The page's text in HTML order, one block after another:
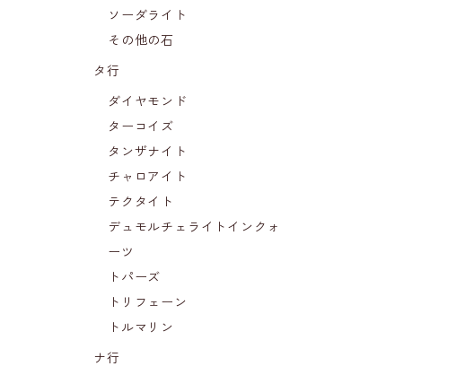
ソーダライト
その他の石
タ行
ダイヤモンド
ターコイズ
タンザナイト
チャロアイト
テクタイト
デュモルチェライトインクォ
ーツ
トパーズ
トリフェーン
トルマリン
ナ行